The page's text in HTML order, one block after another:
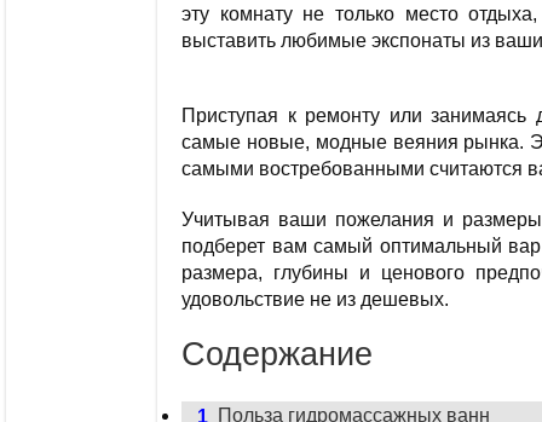
эту комнату не только место
выставить любимые экспонаты из
Приступая к ремонту или занимаясь
самые новые, модные веяния рынка.
самыми востребованными считаются
Учитывая ваши пожелания и
подберет вам самый оптимальный
размера, глубины и ценового
удовольствие не из дешевых.
Содержание
1
Польза гидромассажных ванн